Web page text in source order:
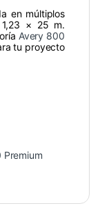
en múltiplos
× 25 m.
Avery 800
tu proyecto
Premium